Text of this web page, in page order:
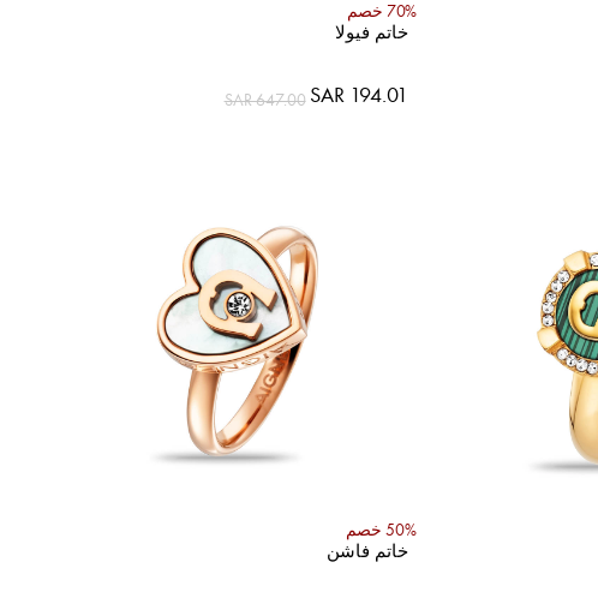
70% خصم
خاتم فيولا
SAR 194.01
SAR 647.00
50% خصم
خاتم فاشن